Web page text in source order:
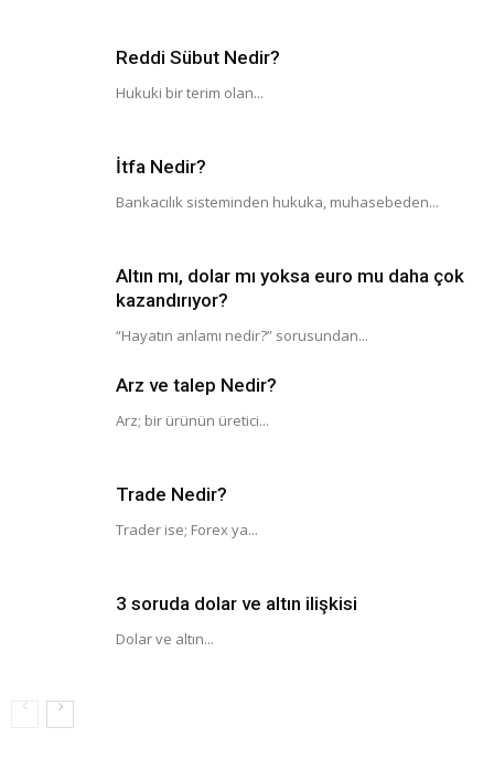
Reddi Sübut Nedir?
Hukuki bir terim olan...
İtfa Nedir?
Bankacılık sisteminden hukuka, muhasebeden...
Altın mı, dolar mı yoksa euro mu daha çok
kazandırıyor?
“Hayatın anlamı nedir?” sorusundan...
Arz ve talep Nedir?
Arz; bir ürünün üretici...
Trade Nedir?
Trader ise; Forex ya...
3 soruda dolar ve altın ilişkisi
Dolar ve altın...